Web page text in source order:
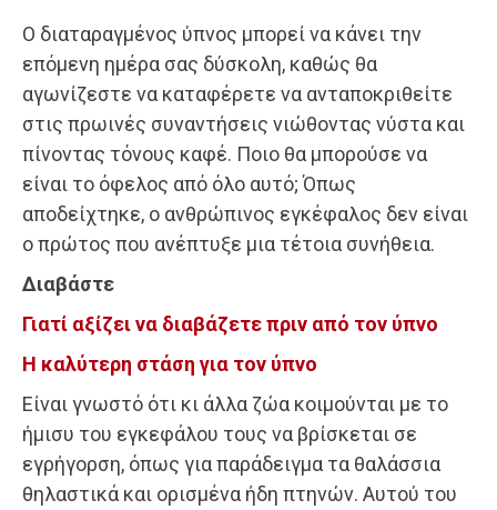
Ο διαταραγμένος ύπνος μπορεί να κάνει την
επόμενη ημέρα σας δύσκολη, καθώς θα
αγωνίζεστε να καταφέρετε να ανταποκριθείτε
στις πρωινές συναντήσεις νιώθοντας νύστα και
πίνοντας τόνους καφέ. Ποιο θα μπορούσε να
είναι το όφελος από όλο αυτό; Όπως
αποδείχτηκε, ο ανθρώπινος εγκέφαλος δεν είναι
ο πρώτος που ανέπτυξε μια τέτοια συνήθεια.
Διαβάστε
Γιατί αξίζει να διαβάζετε πριν από τον ύπνο
Η καλύτερη στάση για τον ύπνο
Είναι γνωστό ότι κι άλλα ζώα κοιμούνται με το
ήμισυ του εγκεφάλου τους να βρίσκεται σε
εγρήγορση, όπως για παράδειγμα τα θαλάσσια
θηλαστικά και ορισμένα ήδη πτηνών. Αυτού του